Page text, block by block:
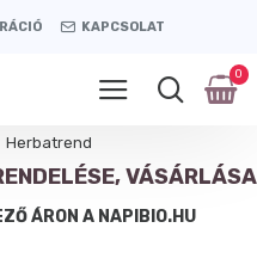
KAPCSOLAT
0
Herbatrend
VÁSÁRLÁSA
ÁRON A NAPIBIO.HU